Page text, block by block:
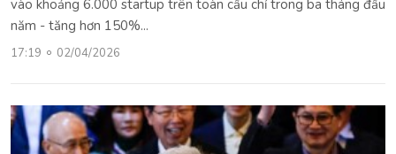
vào khoảng 6.000 startup trên toàn cầu chỉ trong ba tháng đầu
năm - tăng hơn 150%...
17:19 02/04/2026